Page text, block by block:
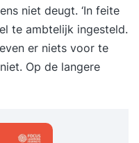
niet deugt. ‘In feite
te ambtelijk ingesteld.
er niets voor te
Op de langere